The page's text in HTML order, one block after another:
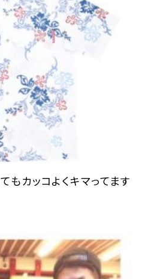
もカッコよくキマってます